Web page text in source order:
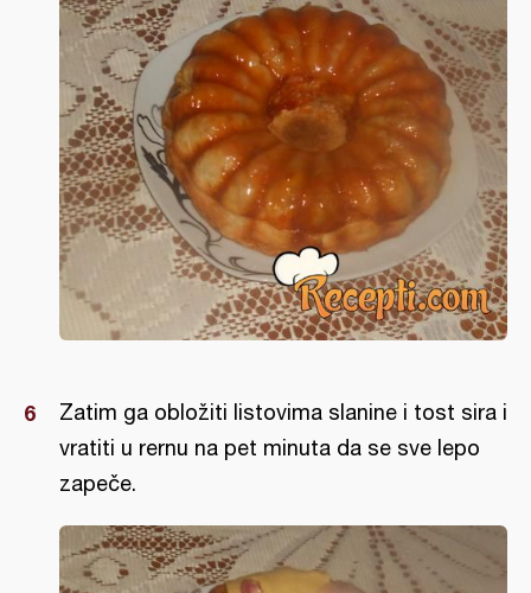
Zatim ga obložiti listovima slanine i tost sira i
vratiti u rernu na pet minuta da se sve lepo
zapeče.